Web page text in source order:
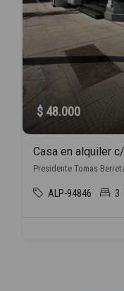
$ 48.000
Casa en alquiler
Presidente Tomas
ALP-94846 3